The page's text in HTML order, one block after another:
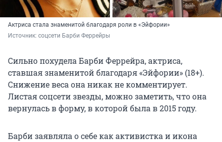
Актриса стала знаменитой благодаря роли в «Эйфории»
Источник: соцсети Барби Феррейры
Сильно похудела Барби Феррейра, актриса,
ставшая знаменитой благодаря «Эйфории» (18+).
Снижение веса она никак не комментирует.
Листая соцсети звезды, можно заметить, что она
вернулась в форму, в которой была в 2015 году.
Барби заявляла о себе как активистка и икона